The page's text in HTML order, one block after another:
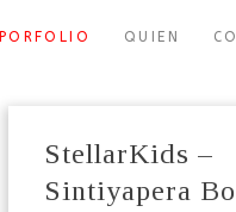
PORFOLIO QUIEN
StellarKids –
Sintiyapera